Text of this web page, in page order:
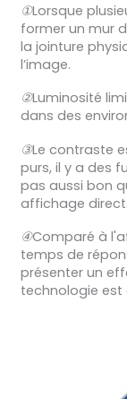
①Lorsque
former un mur
la jointure
l’image.
②Luminosité
dans des
③Le contraste
purs, il y a des
pas aussi bon
affichage direct.
④Comparé à
temps de
présenter un
technologie est